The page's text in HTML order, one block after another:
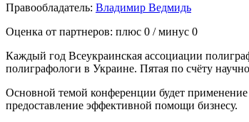
Правообладатель: Владимир Ведмидь
Оценка от партнеров: плюс 0 / минус 0
Каждый год Всеукраинская ассоциации
полиграфологи в Украине. Пятая по счёту
Основной темой конференции будет
предоставление эффективной помощи бизнесу.